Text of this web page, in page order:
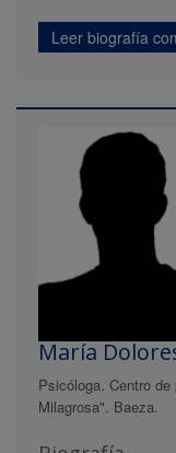
Leer biografía
María
Psicóloga. Centro
Milagrosa". Baeza.